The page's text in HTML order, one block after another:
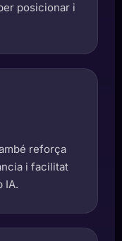
posicionar i
reforça
i facilitat
IA.